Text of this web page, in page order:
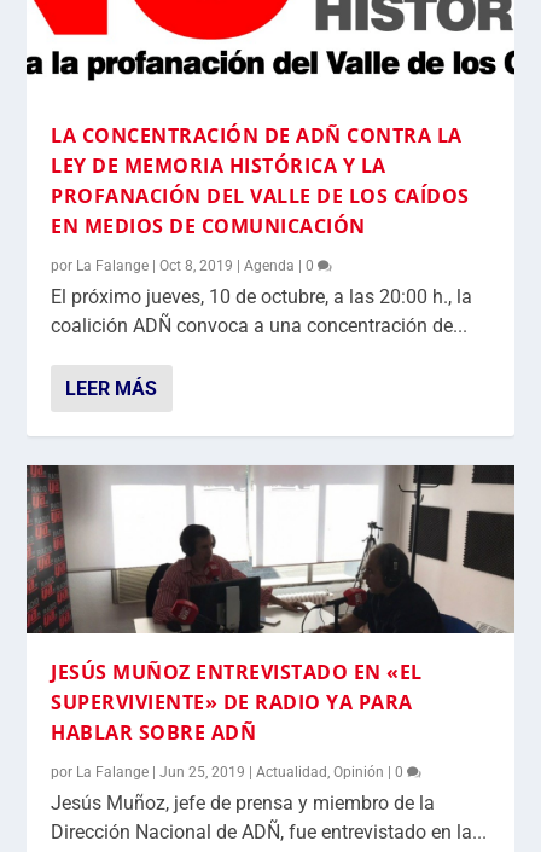
LA CONCENTRACIÓN DE ADÑ CONTRA LA
LEY DE MEMORIA HISTÓRICA Y LA
PROFANACIÓN DEL VALLE DE LOS CAÍDOS
EN MEDIOS DE COMUNICACIÓN
por La Falange |Oct 8, 2019 |Agenda |0
El próximo jueves, 10 de octubre, a las 20:00 h., la
coalición ADÑ convoca a una concentración de...
LEER MÁS
JESÚS MUÑOZ ENTREVISTADO EN «EL
SUPERVIVIENTE» DE RADIO YA PARA
HABLAR SOBRE ADÑ
por La Falange |Jun 25, 2019 |Actualidad ,Opinión |0
Jesús Muñoz, jefe de prensa y miembro de la
Dirección Nacional de ADÑ, fue entrevistado en la...